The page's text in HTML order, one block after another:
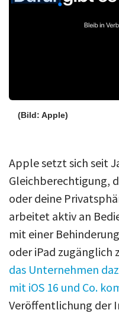
(Bild: Apple)
Apple setzt sich seit
Gleichberechtigung,
oder deine
arbeitet aktiv an
mit einer
oder iPad zugänglich
das Unternehmen
mit iOS 16 und Co.
Veröffentlichung der